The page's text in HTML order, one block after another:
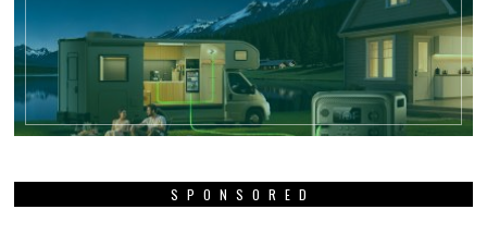
SPONSORED